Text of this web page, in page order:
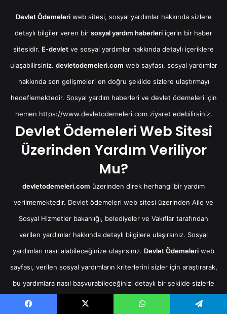
Devlet Ödemeleriweb sitesi, sosyal yardımlar hakkında sizlere
detaylı bilgiler veren bir sosyal yardım haberleri içerin bir haber
sitesidir. E-devlet ve sosyal yardımlar hakkında detaylı içeriklere
ulaşabilirsiniz. devletodemeleri.com web sayfası, sosyal yardımlar
hakkında son gelişmeleri en doğru şekilde sizlere ulaştırmayı
hedeflemektedir. Sosyal yardım haberleri ve devlet ödemeleri için
hemen https://www.devletodemeleri.comziyaret edebilirsiniz.
Devlet Ödemeleri Web Sitesi
Üzerinden Yardım Veriliyor
Mu?
devletodemeleri.com üzerinden direk herhangi bir yardım
verilmemektedir. Devlet ödemeleri web sitesi üzerinden Aile ve
Sosyal Hizmetler bakanlığı, belediyeler ve Vakıflar tarafından
verilen yardımlar hakkında detaylı bilgilere ulaşırsınız. Sosyal
yardımları nasıl alabileceğinize ulaşırsınız. Devlet Ödemeleri web
sayfası, verilen sosyal yardımların kriterlerini sizler için araştırarak,
bu yardımlara nasıl başvurabileceğinizi detaylı bir şekilde sizlerle